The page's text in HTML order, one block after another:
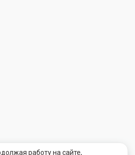
работу на сайте,